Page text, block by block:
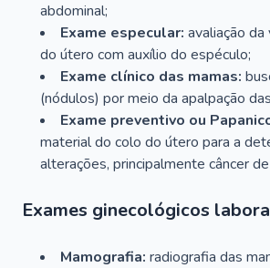
abdominal;
Exame especular: avaliação
do útero com auxílio do espéculo;
Exame clínico das mamas:
(nódulos) por meio da apalpação
Exame preventivo ou
material do colo do útero para a
alterações, principalmente câncer
Exames ginecológicos
Mamografia: radiografia das